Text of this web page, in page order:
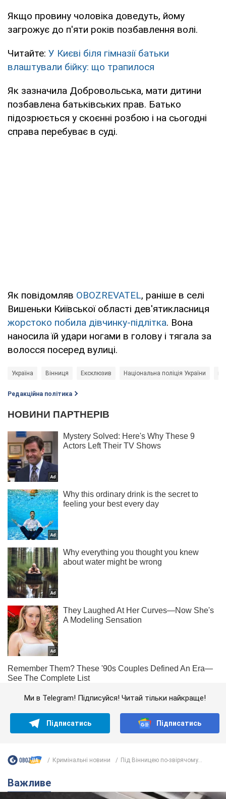
Якщо провину чоловіка доведуть, йому
загрожує до п'яти років позбавлення волі.
Читайте: У Києві біля гімназії батьки
влаштували бійку: що трапилося
Як зазначила Добровольська, мати дитини
позбавлена батьківських прав. Батько
підозрюється у скоєнні розбою і на сьогодні
справа перебуває в суді.
Як повідомляв OBOZREVATEL, раніше в селі
Вишеньки Київської області дев'ятикласниця
жорстоко побила дівчинку-підлітка. Вона
наносила їй удари ногами в голову і тягала за
волосся посеред вулиці.
Україна Вінниця Ексклюзив Національна поліція України
Редакційна політика
Ми в Telegram! Підписуйся! Читай тільки найкраще!
Підписатись Підписатись
Кримінальні новини Під Вінницею по-звірячому...
Важливе